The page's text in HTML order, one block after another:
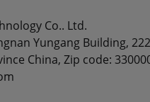
Co.. Ltd.
Yungang Building,
China, Zip code: